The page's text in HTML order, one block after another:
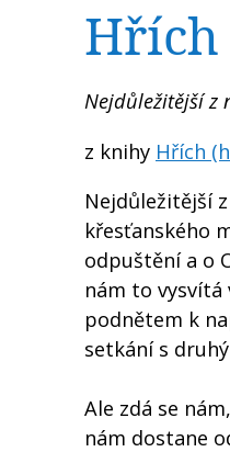
Hřích
Nejdůležitější z
z knihy Hřích
Nejdůležitější
křesťanského
odpuštění a o
nám to
podnětem k
setkání s
Ale zdá se
nám dostane